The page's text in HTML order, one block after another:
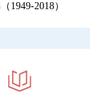
1949-2018）